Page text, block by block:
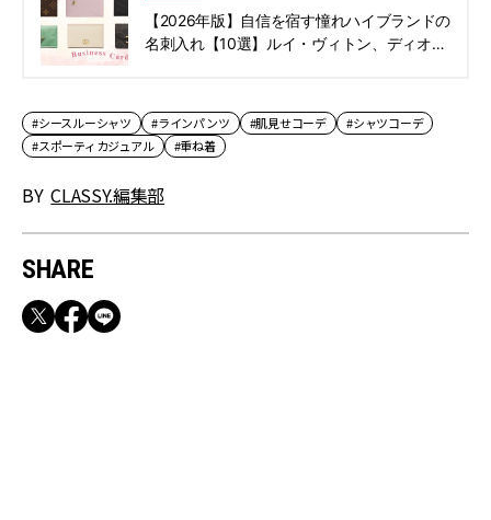
【2026年版】自信を宿す憧れハイブランドの
名刺入れ【10選】ルイ・ヴィトン、ディオー
#シースルーシャツ #ラインパンツ #肌見せコーデ
#シャツコーデ
#スポーティカジュアル
#重ね着
BY CLASSY.編集部
SHARE